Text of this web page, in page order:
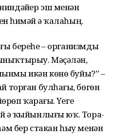
эш менән
һиҙмәй ҙә ҡалаһың.
береһе – организмды
Мәҫәлән,
икән көнө буйы?” –
торған булһағыҙ, бөгөн
ҡарағыҙ. Үҙегеҙ
ҙә ҡыйынлығы юҡ. Тора-
бер стакан һыу менән